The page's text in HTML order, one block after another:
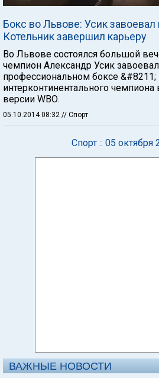
Бокс во Львове: Усик завоевал
Котельник завершил карьеру
Во Львове состоялся большой
чемпион Александр Усик
профессиональном боксе
интерконтинентального
версии WBO.
05.10.2014 08:32 // Спорт
Спорт :: 05 октября
ВАЖНЫЕ НОВОСТИ